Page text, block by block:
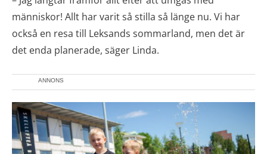
människor! Allt har varit så stilla så länge nu. Vi har
också en resa till Leksands sommarland, men det är
det enda planerade, säger Linda.
ANNONS